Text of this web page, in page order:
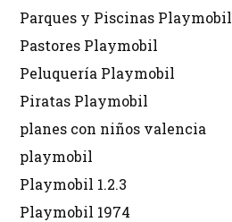
Parques y Piscinas Playmobil
Pastores Playmobil
Peluquería Playmobil
Piratas Playmobil
planes con niños valencia
playmobil
Playmobil 1.2.3
Playmobil 1974